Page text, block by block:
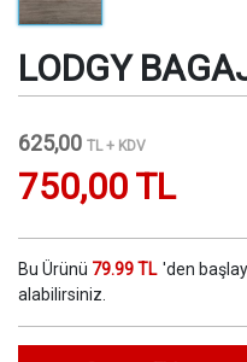
LODGY
625,00 TL + KDV
750,00 TL
Bu Ürünü 79.99 TL 'den
alabilirsiniz.